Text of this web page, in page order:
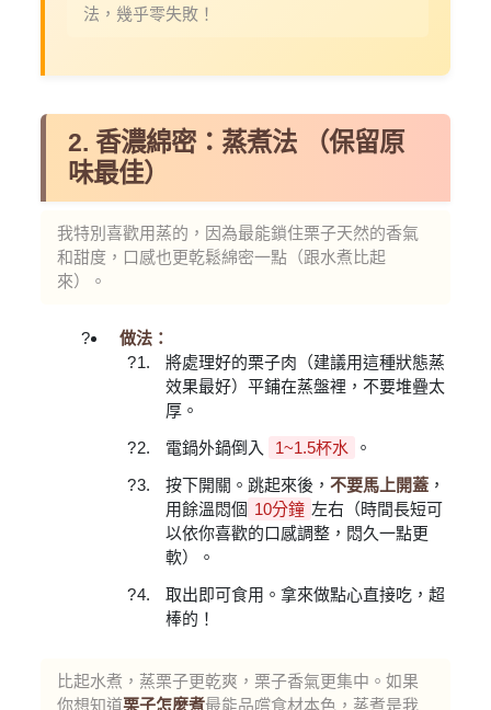
法，幾乎零失敗！
2. 香濃綿密：蒸煮法 （保留原
味最佳）
我特別喜歡用蒸的，因為最能鎖住栗子天然的香氣
和甜度，口感也更乾鬆綿密一點（跟水煮比起
來）。
做法：
將處理好的栗子肉（建議用這種狀態蒸
效果最好）平鋪在蒸盤裡，不要堆疊太
厚。
電鍋外鍋倒入
1~1.5杯水
。
按下開關。跳起來後， 不要馬上開蓋 ，
用餘溫悶個 10分鐘 左右（時間長短可
以依你喜歡的口感調整，悶久一點更
軟）。
取出即可食用。拿來做點心直接吃，超
棒的！
比起水煮，蒸栗子更乾爽，栗子香氣更集中。如果
你想知道栗子怎麼煮最能品嚐食材本色，蒸煮是我